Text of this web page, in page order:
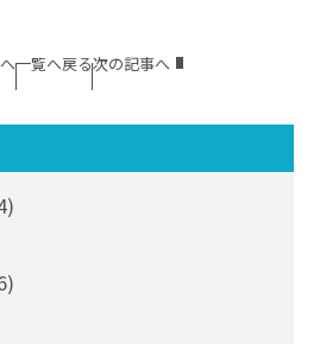
一覧へ戻る次の記事へ